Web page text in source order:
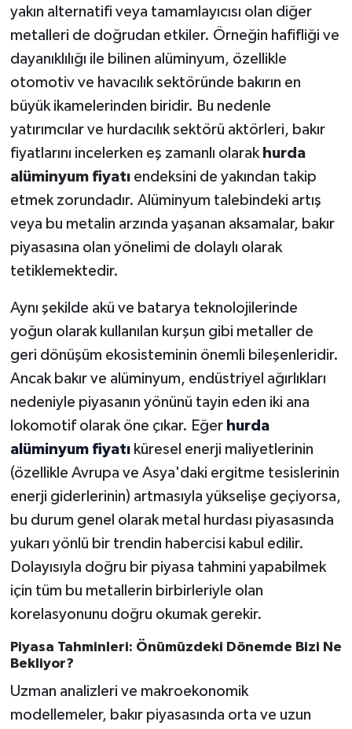
yakın alternatifi veya tamamlayıcısı olan diğer
metalleri de doğrudan etkiler. Örneğin hafifliği ve
dayanıklılığı ile bilinen alüminyum, özellikle
otomotiv ve havacılık sektöründe bakırın en
büyük ikamelerinden biridir. Bu nedenle
yatırımcılar ve hurdacılık sektörü aktörleri, bakır
fiyatlarını incelerken eş zamanlı olarak hurda
alüminyum fiyatıendeksini de yakından takip
etmek zorundadır. Alüminyum talebindeki artış
veya bu metalin arzında yaşanan aksamalar, bakır
piyasasına olan yönelimi de dolaylı olarak
tetiklemektedir.
Aynı şekilde akü ve batarya teknolojilerinde
yoğun olarak kullanılan kurşun gibi metaller de
geri dönüşüm ekosisteminin önemli bileşenleridir.
Ancak bakır ve alüminyum, endüstriyel ağırlıkları
nedeniyle piyasanın yönünü tayin eden iki ana
lokomotif olarak öne çıkar. Eğer hurda
alüminyum fiyatıküresel enerji maliyetlerinin
(özellikle Avrupa ve Asya'daki ergitme tesislerinin
enerji giderlerinin) artmasıyla yükselişe geçiyorsa,
bu durum genel olarak metal hurdası piyasasında
yukarı yönlü bir trendin habercisi kabul edilir.
Dolayısıyla doğru bir piyasa tahmini yapabilmek
için tüm bu metallerin birbirleriyle olan
korelasyonunu doğru okumak gerekir.
Piyasa Tahminleri: Önümüzdeki Dönemde Bizi Ne
Bekliyor?
Uzman analizleri ve makroekonomik
modellemeler, bakır piyasasında orta ve uzun